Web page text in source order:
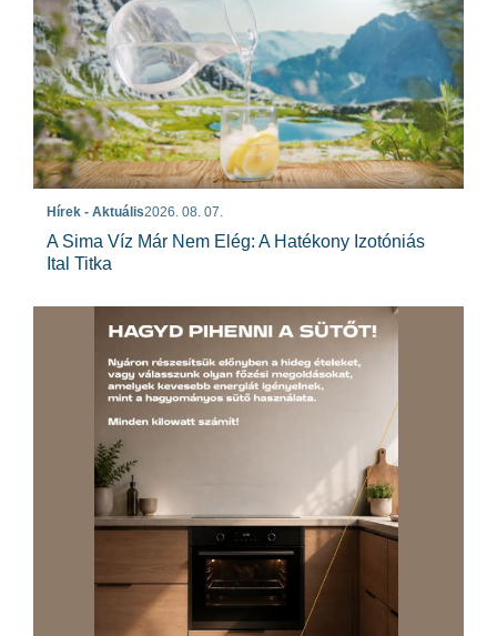
Hírek - Aktuális2026. 08. 07.
A Sima Víz Már Nem Elég: A Hatékony Izotóniás
Ital Titka